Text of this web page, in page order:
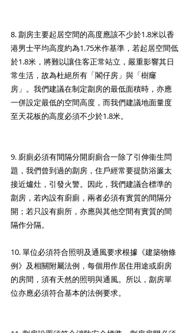
8. 劏房主要起居空間的高度應該不少於1.8米以香
港男士平均高度約為1.75米作基準，若起居空間低
於1.8米，將難以讓住客正常站立，嚴重影響其日
常生活，故為杜絕所有「閣仔房」與「樹窿
房」。我們建議在制定劏房的最低面積時，亦應
一併設定最低的空間高度，而我們建議地面量度
至天花板的高度必須不少於1.8米。
9. 廚廁必須有間隔分開廚廁合一除了引伸衞生問
題，我們曾到過的劏房，住戶經常要提防浴簾太
接近爐灶，引發火警。因此，我們建議合標準的
劏房，若內設有廚廁，兩者必須有實質的間隔分
開；若只設有廁所，亦應與其他空間有實質的間
隔作分隔。
10. 單位必須符合照明及通風要求根據《建築物條
例》及相關附屬法例，每個用作居住用途或廚房
的房間，須有天然的照明與通風。所以，劏房單
位亦應必須符合基本的法例要求。